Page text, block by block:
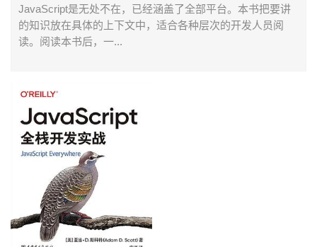
JavaScript是无处不在，已经涵盖了全部平台。本书把要讲
的知识放在具体的上下文中，适合各种层次的开发人员阅
读。阅读本书后，一...